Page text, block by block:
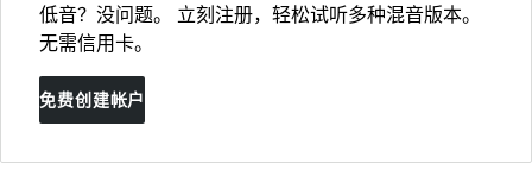
低音？没问题。 立刻注册，轻松试听多种混音版本。
无需信用卡。
免费创建帐户